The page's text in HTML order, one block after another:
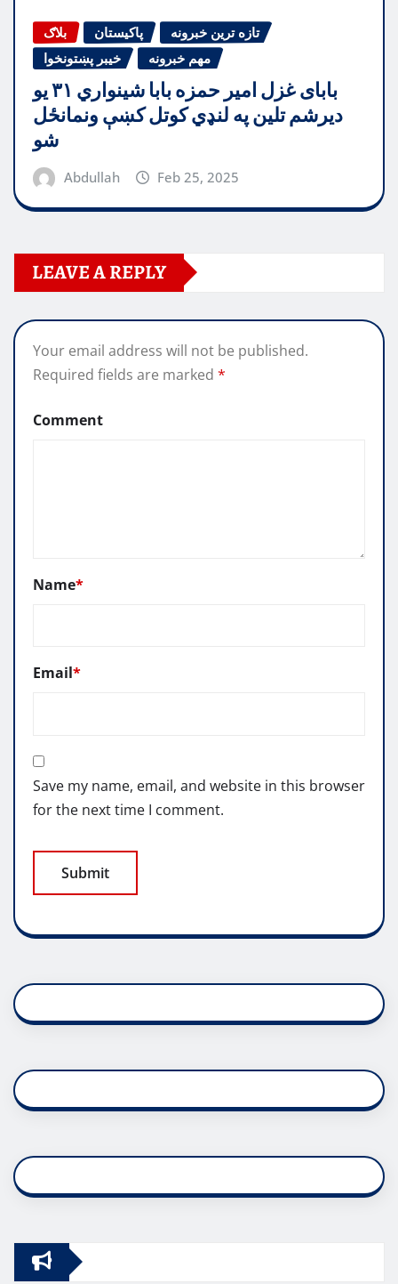
بلاګ پاکیستان
تازه ترین خبرونه
خیبر پښتونخوا
مهم خبرونه
بابای غزل امیر حمزه بابا شینواري ۳۱ یو
دیرشم تلین په لنډي کوتل کښې ونمانځل
شو
Abdullah Feb 25, 2025
LEAVE A REPLY
Your email address will not be published.
Required fields are marked *
Comment
Name*
Email*
Save my name, email, and website in this browser
for the next time I comment.